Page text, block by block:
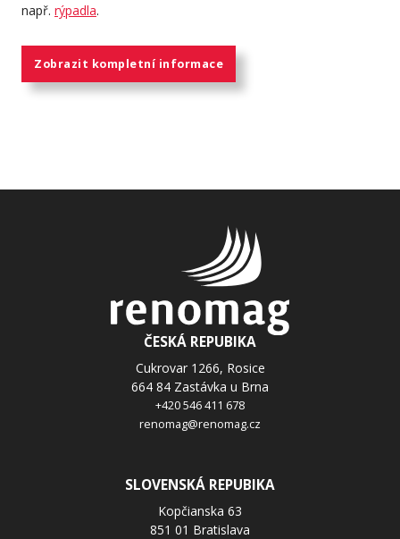
např. rýpadla.
Zobrazit kompletní informace
ČESKÁ REPUBIKA
Cukrovar 1266, Rosice
664 84 Zastávka u Brna
+420 546 411 678
renomag@renomag.cz
SLOVENSKÁ REPUBIKA
Kopčianska 63
851 01 Bratislava